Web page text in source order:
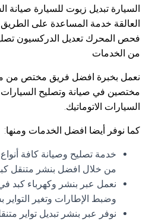
السيارة تبديل زيوت للسيارة
العالقة خدمة المساعدة على
فحص المحرك تعديل الدركسيون
من الخدمات
نعمل بخبرة افضل فريق مختص من
مختصين في صيانة وتصليح السيارات
السيارات الاتوماتيك.
كما نوفر أيضا افضل الخدمات ومنها:
خدمة تصليح وصيانة كافة أنواع
من خلال افضل بنشر متنقل
نعمل عبر بنشر وكهرباء كبد
وضبط الإطارات وتغير التواير
نوفر عبر بنشر تبديل تواير